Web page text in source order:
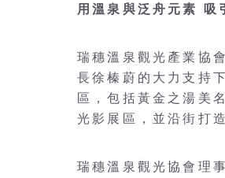
用溫泉與泛舟元素 吸
瑞穗溫泉觀光產業協
長徐榛蔚的大力支持
區，包括黃金之湯美
光影展區，並沿街打
瑞穗溫泉觀光協會理